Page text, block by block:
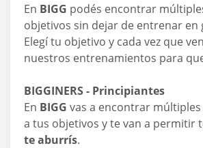
En BIGG podés encontrar
objetivos sin dejar de entrenar en
Elegí tu objetivo y cada vez que
nuestros entrenamientos para
BIGGINERS - Principiantes
En BIGG vas a encontrar
a tus objetivos y te van a permitir
te aburrís.